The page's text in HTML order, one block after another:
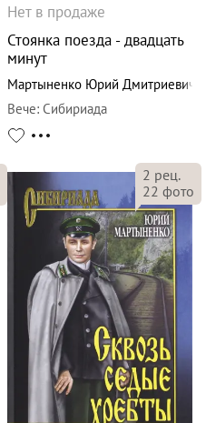
Нет в продаже
Стоянка поезда - двадцать
минут
Мартыненко Юрий Дмитриевич
Вече: Сибириада
2 рец.
22 фото